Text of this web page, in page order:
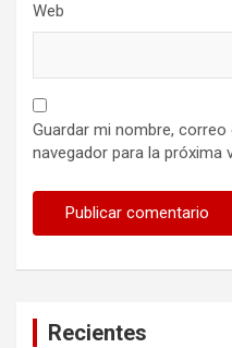
Web
Guardar mi nombre,
navegador para la próxima
Recientes